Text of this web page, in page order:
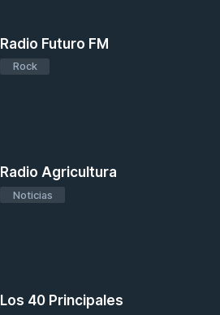
Radio Futuro FM
Rock
Radio Agricultura
Noticias
Los 40 Principales